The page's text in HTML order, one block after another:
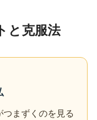
と克服法
まずくのを見る